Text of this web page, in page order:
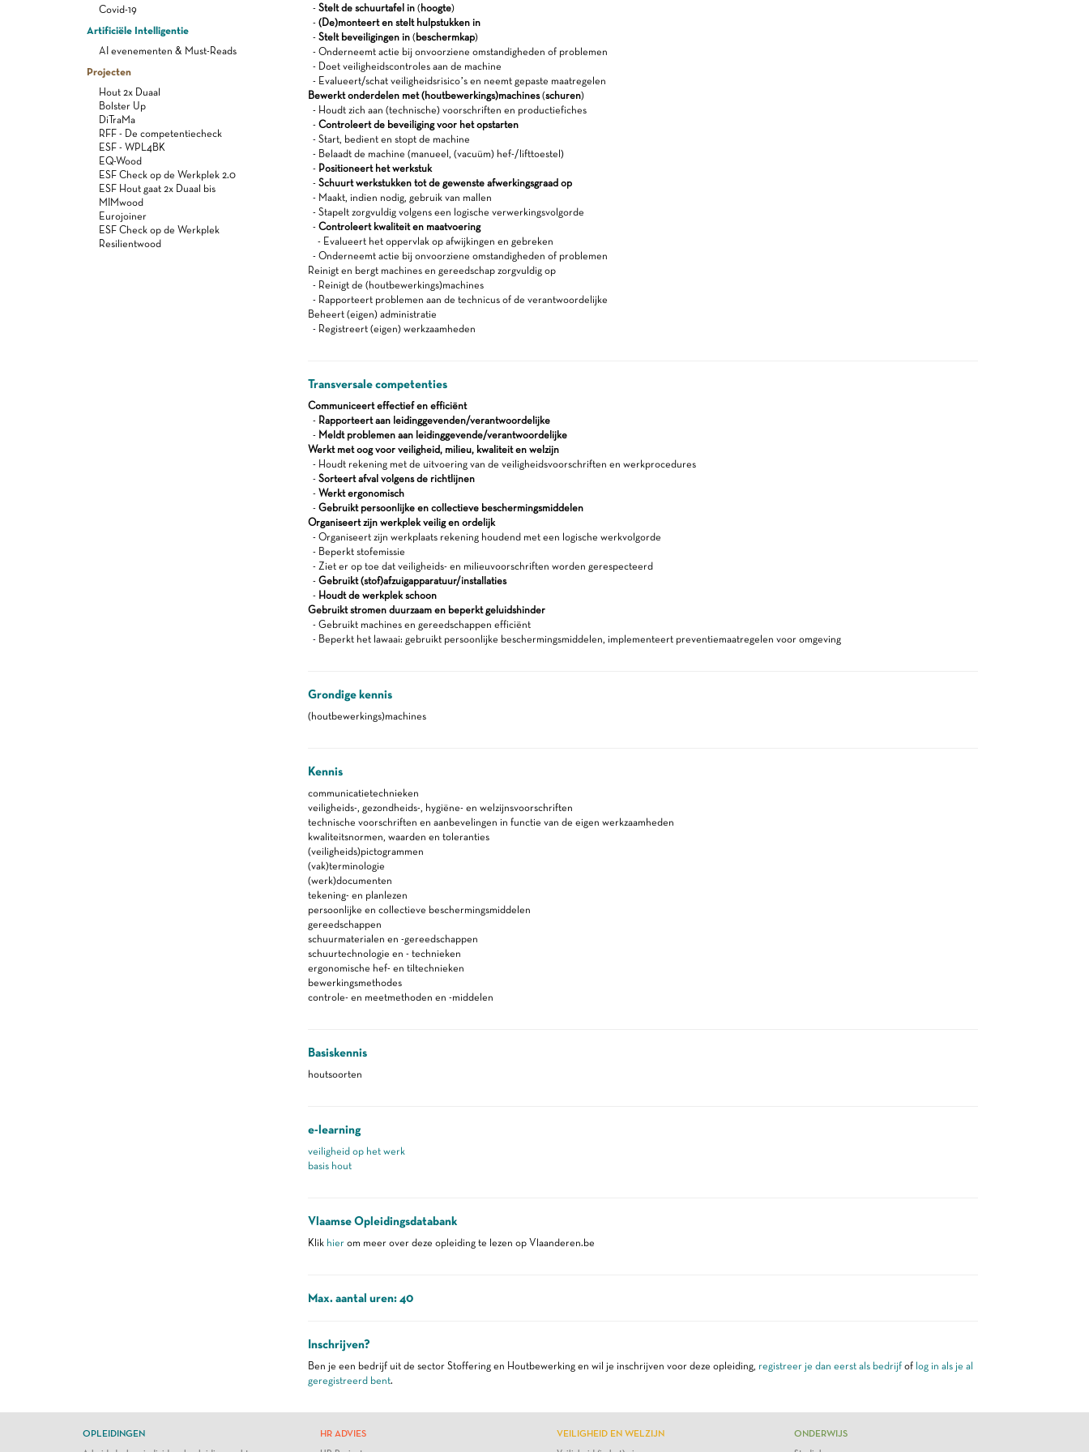
Covid-19
Artificiële Intelligentie
AI evenementen & Must-Reads
Projecten
Hout 2x Duaal
Bolster Up
DiTraMa
RFF - De competentiecheck
ESF - WPL4BK
EQ-Wood
ESF Check op de Werkplek 2.0
ESF Hout gaat 2x Duaal bis
MIMwood
Eurojoiner
ESF Check op de Werkplek
Resilientwood
- Stelt de schuurtafel in (hoogte)
- (De)monteert en stelt hulpstukken in
- Stelt beveiligingen in(beschermkap)
- Onderneemt actie bij onvoorziene omstandigheden of problemen
- Doet veiligheidscontroles aan de machine
- Evalueert/schat veiligheidsrisico’s en neemt gepaste maatregelen
Bewerkt onderdelen met (houtbewerkings)machines(schuren)
- Houdt zich aan (technische) voorschriften en productiefiches
- Controleert de beveiliging voor het opstarten
- Start, bedient en stopt de machine
- Belaadt de machine (manueel, (vacuüm) hef-/lifttoestel)
- Positioneert het werkstuk
- Schuurt werkstukken tot de gewenste afwerkingsgraad op
- Maakt, indien nodig, gebruik van mallen
- Stapelt zorgvuldig volgens een logische verwerkingsvolgorde
- Controleert kwaliteit en maatvoering
- Evalueert het oppervlak op afwijkingen en gebreken
- Onderneemt actie bij onvoorziene omstandigheden of problemen
Reinigt en bergt machines en gereedschap zorgvuldig op
- Reinigt de (houtbewerkings)machines
- Rapporteert problemen aan de technicus of de verantwoordelijke
Beheert (eigen) administratie
- Registreert (eigen) werkzaamheden
Transversale competenties
Communiceert effectief en efficiënt
- Rapporteert aan leidinggevenden/verantwoordelijke
- Meldt problemen aan leidinggevende/verantwoordelijke
Werkt met oog voor veiligheid, milieu, kwaliteit en welzijn
- Houdt rekening met de uitvoering van de veiligheidsvoorschriften en werkprocedures
- Sorteert afval volgens de richtlijnen
- Werkt ergonomisch
- Gebruikt persoonlijke en collectieve beschermingsmiddelen
Organiseert zijn werkplek veilig en ordelijk
- Organiseert zijn werkplaats rekening houdend met een logische werkvolgorde
- Beperkt stofemissie
- Ziet er op toe dat veiligheids- en milieuvoorschriften worden gerespecteerd
- Gebruikt (stof)afzuigapparatuur/installaties
- Houdt de werkplek schoon
Gebruikt stromen duurzaam en beperkt geluidshinder
- Gebruikt machines en gereedschappen efficiënt
- Beperkt het lawaai: gebruikt persoonlijke beschermingsmiddelen, implementeert preventiemaatregelen voor omgeving
Grondige kennis
(houtbewerkings)machines
Kennis
communicatietechnieken
veiligheids-, gezondheids-, hygiëne- en welzijnsvoorschriften
technische voorschriften en aanbevelingen in functie van de eigen werkzaamheden
kwaliteitsnormen, waarden en toleranties
(veiligheids)pictogrammen
(vak)terminologie
(werk)documenten
tekening- en planlezen
persoonlijke en collectieve beschermingsmiddelen
gereedschappen
schuurmaterialen en -gereedschappen
schuurtechnologie en - technieken
ergonomische hef- en tiltechnieken
bewerkingsmethodes
controle- en meetmethoden en -middelen
Basiskennis
houtsoorten
e-learning
veiligheid op het werk
basis hout
Vlaamse Opleidingsdatabank
Klik hierom meer over deze opleiding te lezen op Vlaanderen.be
Max. aantal uren: 40
Inschrijven?
Ben je een bedrijf uit de sector Stoffering en Houtbewerking en wil je inschrijven voor deze opleiding, registreer je dan eerst als bedrijfof log in als je al
geregistreerd bent.
OPLEIDINGEN HR ADVIES VEILIGHEID EN WELZIJN ONDERWIJS